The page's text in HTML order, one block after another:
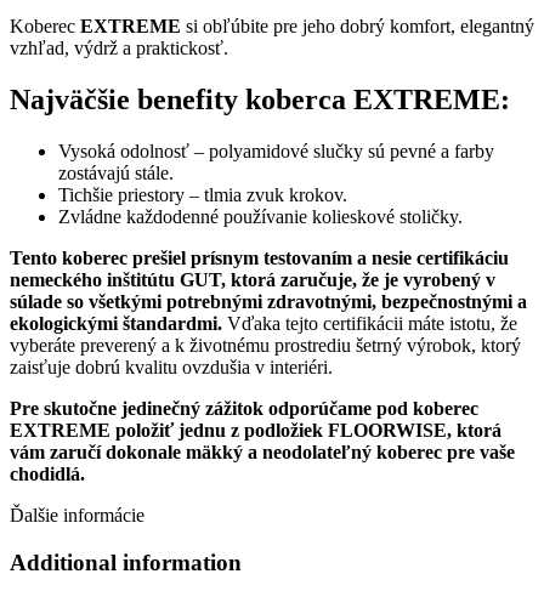
Koberec EXTREME si obľúbite pre jeho dobrý komfort, elegantný
vzhľad, výdrž a praktickosť.
Najväčšie benefity koberca EXTREME:
Vysoká odolnosť – polyamidové slučky sú pevné a farby
zostávajú stále.
Tichšie priestory – tlmia zvuk krokov.
Zvládne každodenné používanie kolieskové stoličky.
Tento koberec prešiel prísnym testovaním a nesie certifikáciu
nemeckého inštitútu GUT, ktorá zaručuje, že je vyrobený v
súlade so všetkými potrebnými zdravotnými, bezpečnostnými a
ekologickými štandardmi. Vďaka tejto certifikácii máte istotu, že
vyberáte preverený a k životnému prostrediu šetrný výrobok, ktorý
zaisťuje dobrú kvalitu ovzdušia v interiéri.
Pre skutočne jedinečný zážitok odporúčame pod koberec
EXTREME položiť jednu z podložiek FLOORWISE, ktorá
vám zaručí dokonale mäkký a neodolateľný koberec pre vaše
chodidlá.
Ďalšie informácie
Additional information